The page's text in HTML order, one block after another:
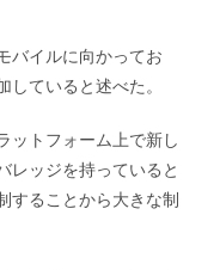
バイルに向かってお
ていると述べた。
ットフォーム上で新し
レッジを持っていると
することから大きな制